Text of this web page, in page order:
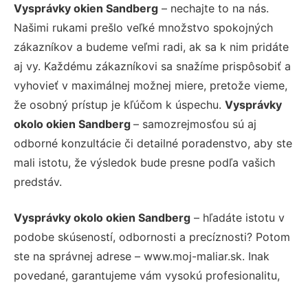
Vysprávky okien Sandberg – nechajte to na nás.
Našimi rukami prešlo veľké množstvo spokojných
zákazníkov a budeme veľmi radi, ak sa k nim pridáte
aj vy. Každému zákazníkovi sa snažíme prispôsobiť a
vyhovieť v maximálnej možnej miere, pretože vieme,
že osobný prístup je kľúčom k úspechu. Vysprávky
okolo okien Sandberg – samozrejmosťou sú aj
odborné konzultácie či detailné poradenstvo, aby ste
mali istotu, že výsledok bude presne podľa vašich
predstáv.
Vysprávky okolo okien Sandberg – hľadáte istotu v
podobe skúseností, odbornosti a precíznosti? Potom
ste na správnej adrese – www.moj-maliar.sk. Inak
povedané, garantujeme vám vysokú profesionalitu,